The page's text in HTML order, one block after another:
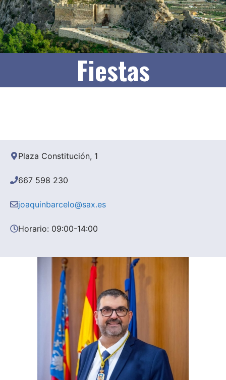
Fiestas
Plaza Constitución, 1
667 598 230
joaquinbarcelo@sax.es
Horario: 09:00-14:00